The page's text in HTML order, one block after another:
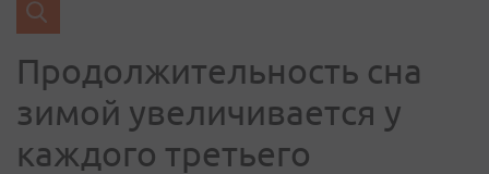
Продолжительность сна
зимой увеличивается у
каждого третьего